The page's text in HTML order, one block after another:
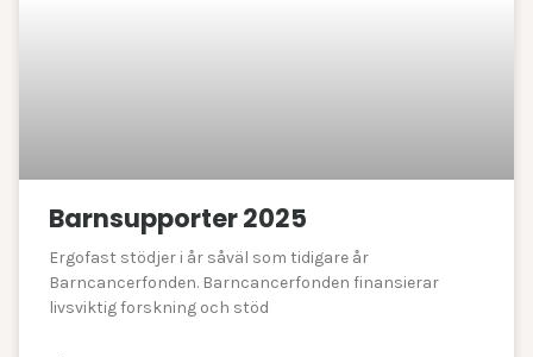
Barnsupporter 2025
Ergofast stödjer i år såväl som tidigare år
Barncancerfonden. Barncancerfonden finansierar
livsviktig forskning och stöd